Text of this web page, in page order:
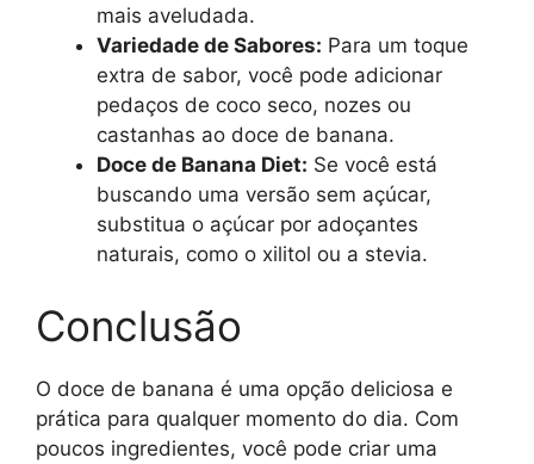
mais aveludada.
Variedade de Sabores: Para um toque
extra de sabor, você pode adicionar
pedaços de coco seco, nozes ou
castanhas ao doce de banana.
Doce de Banana Diet: Se você está
buscando uma versão sem açúcar,
substitua o açúcar por adoçantes
naturais, como o xilitol ou a stevia.
Conclusão
O doce de banana é uma opção deliciosa e
prática para qualquer momento do dia. Com
poucos ingredientes, você pode criar uma